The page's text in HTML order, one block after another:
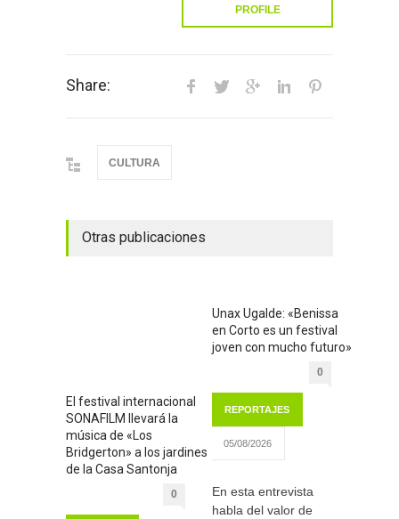
PROFILE
Share:
CULTURA
Otras publicaciones
El festival internacional
SONAFILM llevará la
música de «Los
Bridgerton» a los jardines
de la Casa Santonja
0
Unax Ugalde: «Benissa
en Corto es un festival
joven con mucho futuro»
0
REPORTAJES
05/08/2026
En esta entrevista
habla del valor de